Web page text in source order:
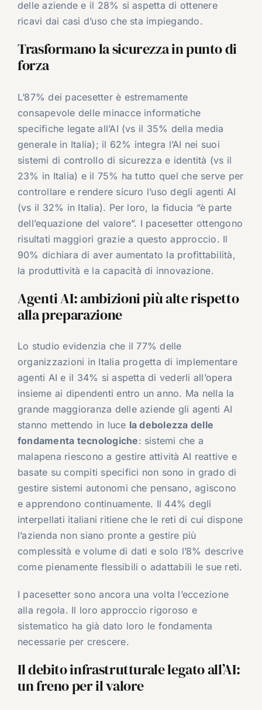
delle aziende e il 28% si aspetta di ottenere
ricavi dai casi d’uso che sta impiegando.
Trasformano la sicurezza in punto di
forza
L’87% dei pacesetter è estremamente
consapevole delle minacce informatiche
specifiche legate all’AI (vs il 35% della media
generale in Italia); il 62% integra l’AI nei suoi
sistemi di controllo di sicurezza e identità (vs il
23% in Italia) e il 75% ha tutto quel che serve per
controllare e rendere sicuro l’uso degli agenti AI
(vs il 32% in Italia). Per loro, la fiducia “è parte
dell’equazione del valore”. I pacesetter ottengono
risultati maggiori grazie a questo approccio. Il
90% dichiara di aver aumentato la profittabilità,
la produttività e la capacità di innovazione.
Agenti AI: ambizioni più alte rispetto
alla preparazione
Lo studio evidenzia che il 77% delle
organizzazioni in Italia progetta di implementare
agenti AI e il 34% si aspetta di vederli all’opera
insieme ai dipendenti entro un anno. Ma nella la
grande maggioranza delle aziende gli agenti AI
stanno mettendo in luce la debolezza delle
fondamenta tecnologiche: sistemi che a
malapena riescono a gestire attività AI reattive e
basate su compiti specifici non sono in grado di
gestire sistemi autonomi che pensano, agiscono
e apprendono continuamente. Il 44% degli
interpellati italiani ritiene che le reti di cui dispone
l’azienda non siano pronte a gestire più
complessità e volume di dati e solo l’8% descrive
come pienamente flessibili o adattabili le sue reti.
I pacesetter sono ancora una volta l’eccezione
alla regola. Il loro approccio rigoroso e
sistematico ha già dato loro le fondamenta
necessarie per crescere.
Il debito infrastrutturale legato all’AI:
un freno per il valore